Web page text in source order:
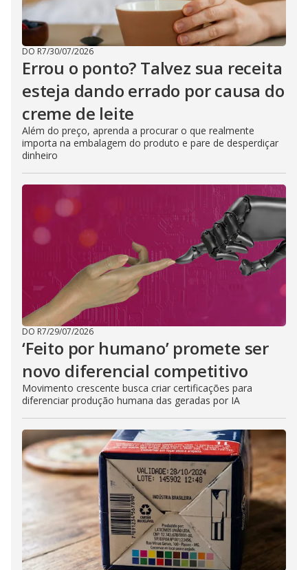
DO R7/30/07/2026
Errou o ponto? Talvez sua receita
esteja dando errado por causa do
creme de leite
Além do preço, aprenda a procurar o que realmente
importa na embalagem do produto e pare de desperdiçar
dinheiro
DO R7/29/07/2026
‘Feito por humano’ promete ser
novo diferencial competitivo
Movimento crescente busca criar certificações para
diferenciar produção humana das geradas por IA